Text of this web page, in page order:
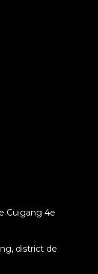
Cuigang 4e
district de